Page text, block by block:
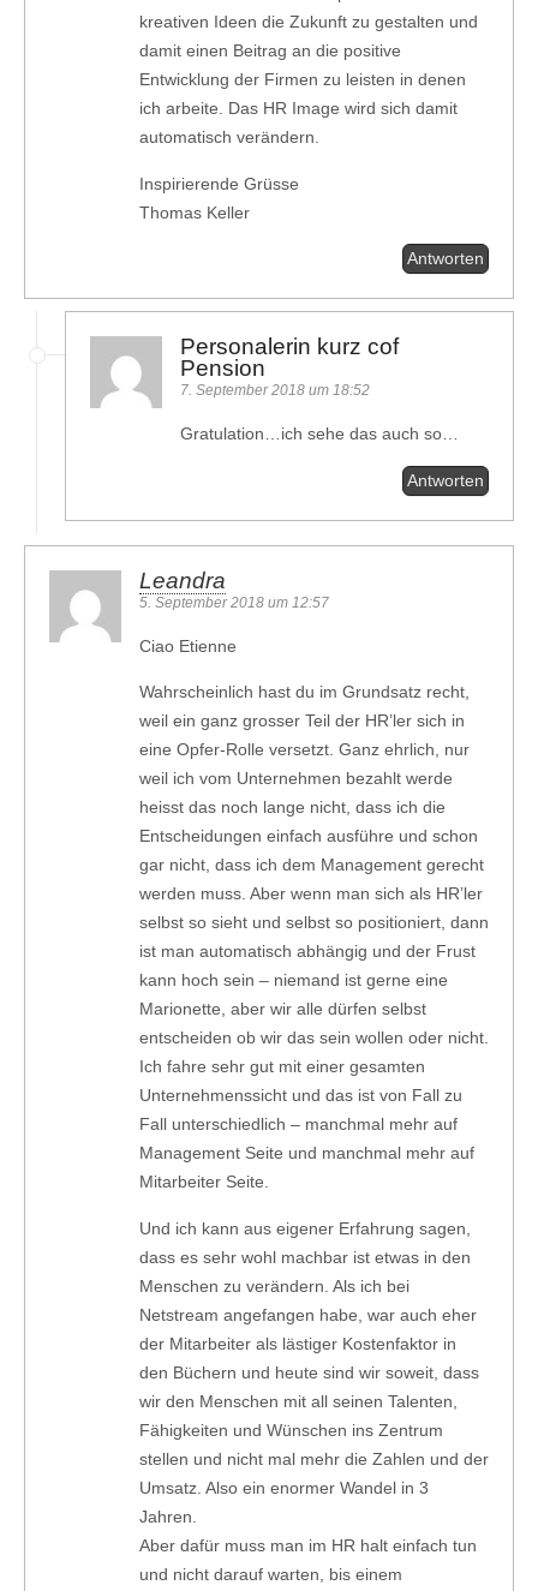
kreativen Ideen die Zukunft zu gestalten und
damit einen Beitrag an die positive
Entwicklung der Firmen zu leisten in denen
ich arbeite. Das HR Image wird sich damit
automatisch verändern.
Inspirierende Grüsse
Thomas Keller
Antworten
Personalerin kurz cof
Pension
7. September 2018 um 18:52
Gratulation…ich sehe das auch so…
Antworten
Leandra
5. September 2018 um 12:57
Ciao Etienne
Wahrscheinlich hast du im Grundsatz recht,
weil ein ganz grosser Teil der HR’ler sich in
eine Opfer-Rolle versetzt. Ganz ehrlich, nur
weil ich vom Unternehmen bezahlt werde
heisst das noch lange nicht, dass ich die
Entscheidungen einfach ausführe und schon
gar nicht, dass ich dem Management gerecht
werden muss. Aber wenn man sich als HR’ler
selbst so sieht und selbst so positioniert, dann
ist man automatisch abhängig und der Frust
kann hoch sein – niemand ist gerne eine
Marionette, aber wir alle dürfen selbst
entscheiden ob wir das sein wollen oder nicht.
Ich fahre sehr gut mit einer gesamten
Unternehmenssicht und das ist von Fall zu
Fall unterschiedlich – manchmal mehr auf
Management Seite und manchmal mehr auf
Mitarbeiter Seite.
Und ich kann aus eigener Erfahrung sagen,
dass es sehr wohl machbar ist etwas in den
Menschen zu verändern. Als ich bei
Netstream angefangen habe, war auch eher
der Mitarbeiter als lästiger Kostenfaktor in
den Büchern und heute sind wir soweit, dass
wir den Menschen mit all seinen Talenten,
Fähigkeiten und Wünschen ins Zentrum
stellen und nicht mal mehr die Zahlen und der
Umsatz. Also ein enormer Wandel in 3
Jahren.
Aber dafür muss man im HR halt einfach tun
und nicht darauf warten, bis einem